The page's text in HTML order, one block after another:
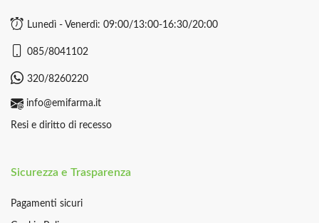
Lunedì - Venerdì: 09:00/13:00-16:30/20:00
085/8041102
320/8260220
info@emifarma.it
Resi e diritto di recesso
Sicurezza e Trasparenza
Pagamenti sicuri